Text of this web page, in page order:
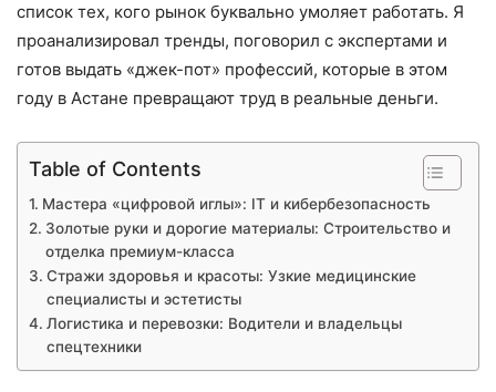
список тех, кого рынок буквально умоляет работать. Я
проанализировал тренды, поговорил с экспертами и
готов выдать «джек-пот» профессий, которые в этом
году в Астане превращают труд в реальные деньги.
Table of Contents
Мастера «цифровой иглы»: IT и кибербезопасность
Золотые руки и дорогие материалы: Строительство и
отделка премиум-класса
Стражи здоровья и красоты: Узкие медицинские
специалисты и эстетисты
Логистика и перевозки: Водители и владельцы
спецтехники